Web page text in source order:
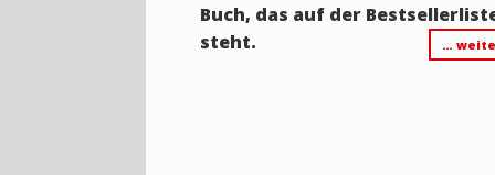
Buch, das auf der
steht.
…